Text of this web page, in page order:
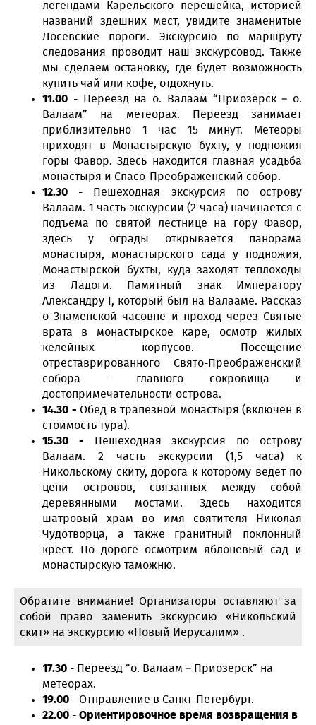
легендами Карельского перешейка, историей
названий здешних мест, увидите знаменитые
Лосевские пороги. Экскурсию по маршруту
следования проводит наш экскурсовод. Также
мы сделаем остановку, где будет возможность
купить чай или кофе, отдохнуть.
11.00 - Переезд на о. Валаам “Приозерск – о.
Валаам” на метеорах. Переезд занимает
приблизительно 1 час 15 минут. Метеоры
приходят в Монастырскую бухту, у подножия
горы Фавор. Здесь находится главная усадьба
монастыря и Спасо-Преображенский собор.
12.30 - Пешеходная экскурсия по острову
Валаам. 1 часть экскурсии (2 часа) начинается с
подъема по святой лестнице на гору Фавор,
здесь у ограды открывается панорама
монастыря, монастырского сада у подножия,
Монастырской бухты, куда заходят теплоходы
из Ладоги. Памятный знак Императору
Александру I, который был на Валааме. Рассказ
о Знаменской часовне и проход через Святые
врата в монастырское каре, осмотр жилых
келейных корпусов. Посещение
отреставрированного Свято-Преображенский
собора - главного сокровища и
достопримечательности острова.
14.30 -Обед в трапезной монастыря (включен в
стоимость тура).
15.30 - Пешеходная экскурсия по острову
Валаам. 2 часть экскурсии (1,5 часа) к
Никольскому скиту, дорога к которому ведет по
цепи островов, связанных между собой
деревянными мостами. Здесь находится
шатровый храм во имя святителя Николая
Чудотворца, а также гранитный поклонный
крест. По дороге осмотрим яблоневый сад и
монастырскую таможню.
Обратите внимание! Организаторы оставляют за
собой право заменить экскурсию «Никольский
скит» на экскурсию «Новый Иерусалим» .
17.30 - Переезд “о. Валаам – Приозерск” на
метеорах.
19.00 - Отправление в Санкт-Петербург.
22.00 - Ориентировочное время возвращения в